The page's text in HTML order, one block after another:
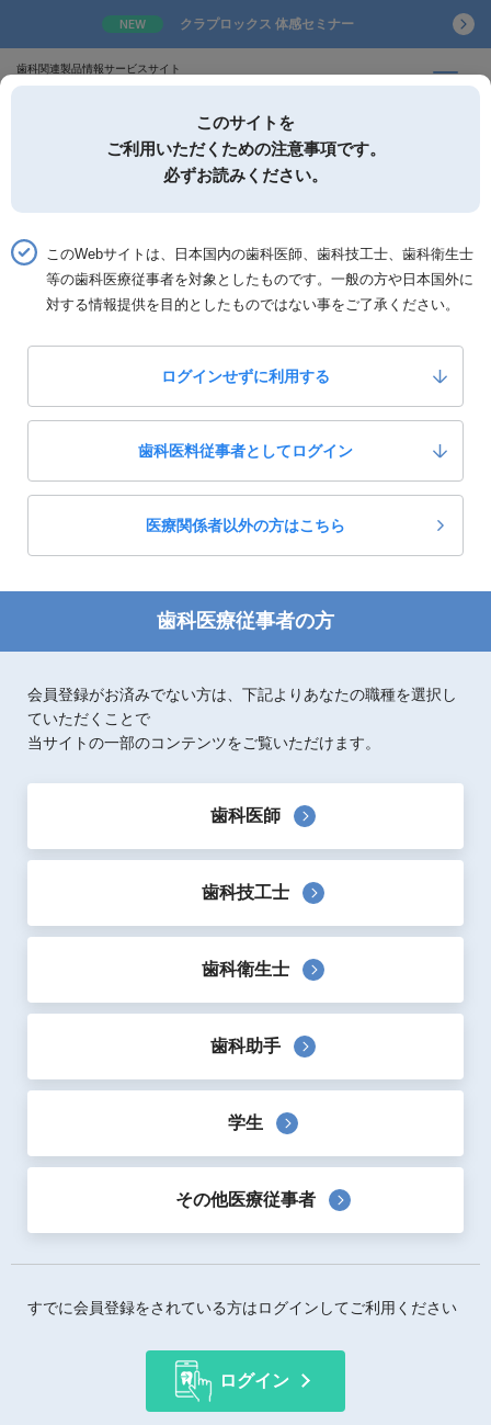
NEW クラプロックス 体感セミナー
歯科関連製品情報サービスサイト
ホーム 製品一覧 製品詳細「DISPONバキューム」
ビー・エス・エー・サクライ
DISPONバキューム
0
円(税抜)
製品カテゴリー：診療器材 診療用器材雑品
1本あたり2.98円の低価格バキュームチップです。
洗浄・滅菌コスト削減に、ディスポンタイプのバキューム
片側は過剰な吸引をしないように通気孔が開けられていま
す。
製品詳細
一般医療機器（クラスI）
ホワイト／ライトブルー／イエロー／グリー
このサイトを
ご利用いただくための注意事項です。
必ずお読みください。
このWebサイトは、日本国内の歯科医師、歯科技工士、歯科衛生士
等の歯科医療従事者を対象としたものです。一般の方や日本国外に
対する情報提供を目的としたものではない事をご了承ください。
ログインせずに利用する
歯科医料従事者としてログイン
医療関係者以外の方はこちら
歯科医療従事者の方
会員登録がお済みでない方は、下記よりあなたの職種を選択し
ていただくことで
当サイトの一部のコンテンツをご覧いただけます。
歯科医師
歯科技工士
歯科衛生士
歯科助手
学生
その他医療従事者
すでに会員登録をされている方はログインしてご利用ください
ログイン